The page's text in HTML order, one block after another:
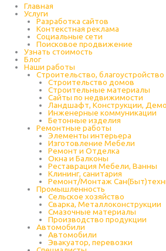
Главная
Услуги
Разработка сайтов
Контекстная реклама
Социальные сети
Поисковое продвижение
Узнать стоимость
Блог
Наши работы
Строительство, благоустройство
Строительство домов
Строительные материалы
Сайты по недвижимости
Ландшафт, Конструкции,
Инженерные коммуникации
Бетонные изделия
Ремонтные работы
Элементы интерьера
Изготовление Мебели
Ремонт и Отделка
Окна и Балконы
Реставрация Мебели, Ванны
Клининг, санитария
Ремонт/Монтаж
Промышленность
Cельское хозяйство
Сварка, Металлоконструкции
Cмазочные материалы
Производство продукции
Автомобили
Автомобили
Эвакуатор, перевозки